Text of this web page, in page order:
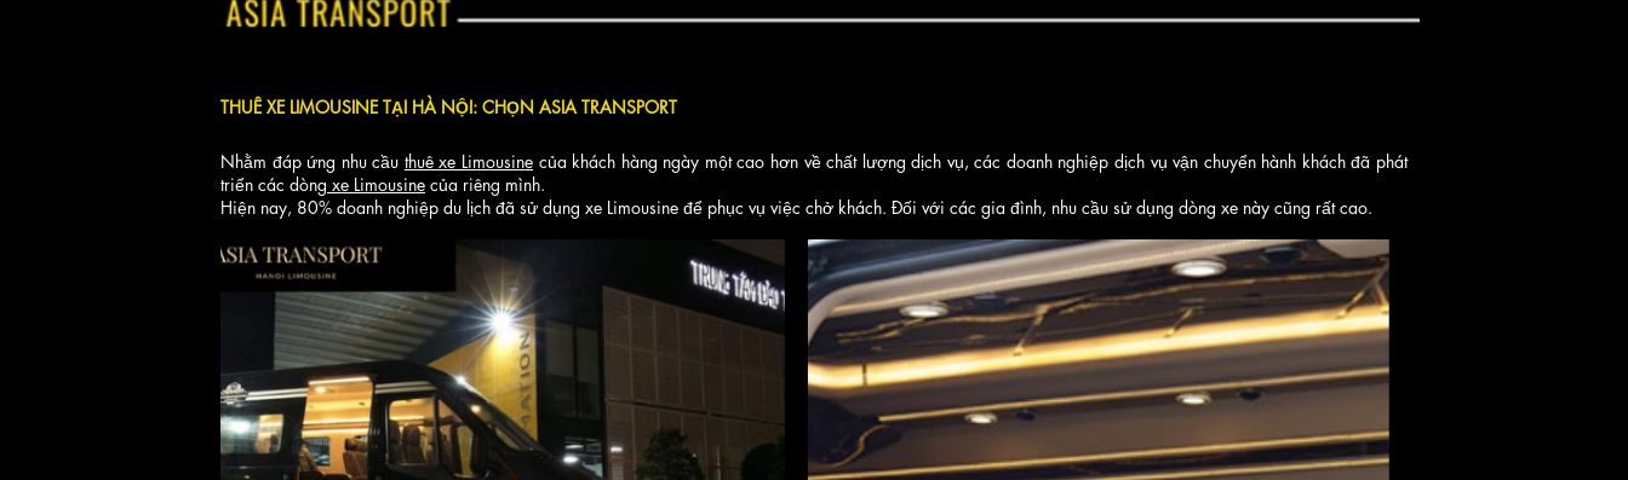
THUÊ XE LIMOUSINE TẠI HÀ NỘI: CHỌN ASIA TRANSPORT
Nhằm đáp ứng nhu cầu thuê xe Limousinecủa khách hàng ngày một cao hơn về chất lượng dịch vụ, các doanh nghiệp dịch vụ vận chuyển hành khách đã phát
triển các dòng xe Limousine của riêng mình.
Hiện nay, 80% doanh nghiệp du lịch đã sử dụng xe Limousine để phục vụ việc chở khách. Đối với các gia đình, nhu cầu sử dụng dòng xe này cũng rất cao.